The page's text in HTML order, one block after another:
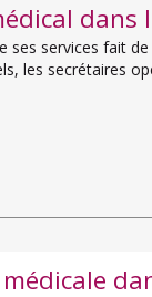
dans
services fait
les secrétaires